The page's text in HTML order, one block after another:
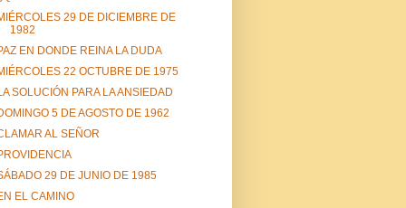
29 DE DICIEMBRE DE
1982
EN DONDE REINA LA DUDA
22 OCTUBRE DE 1975
SOLUCIÓN PARA LA ANSIEDAD
5 DE AGOSTO DE 1962
AL SEÑOR
29 DE JUNIO DE 1985
EL CAMINO